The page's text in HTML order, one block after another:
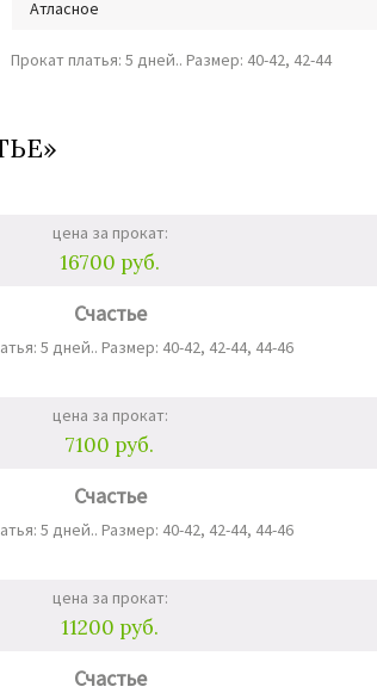
Атласное
Прокат платья: 5 дней.. Размер: 40-42, 42-44
цена за прокат:
16700 руб.
Счастье
5 дней.. Размер: 40-42, 42-44, 44-46
цена за прокат:
7100 руб.
Счастье
5 дней.. Размер: 40-42, 42-44, 44-46
цена за прокат:
11200 руб.
Счастье